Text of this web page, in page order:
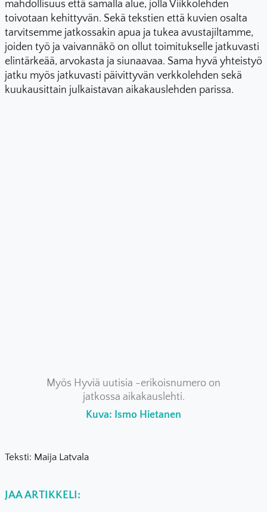
mahdollisuus että samalla alue, jolla Viikkolehden
toivotaan kehittyvän. Sekä tekstien että kuvien osalta
tarvitsemme jatkossakin apua ja tukea avustajiltamme,
joiden työ ja vaivannäkö on ollut toimitukselle jatkuvasti
elintärkeää, arvokasta ja siunaavaa. Sama hyvä yhteistyö
jatku myös jatkuvasti päivittyvän verkkolehden sekä
kuukausittain julkaistavan aikakauslehden parissa.
Myös Hyviä uutisia -erikoisnumero on
jatkossa aikakauslehti.
Kuva: Ismo Hietanen
Teksti: Maija Latvala
JAA ARTIKKELI: